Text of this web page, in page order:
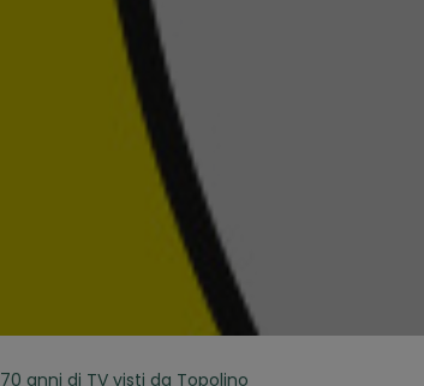
70 anni di TV visti da Topolino